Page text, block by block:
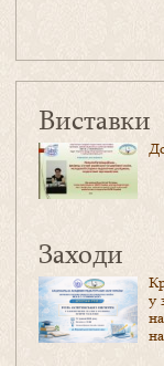
Виставки
Заходи
у